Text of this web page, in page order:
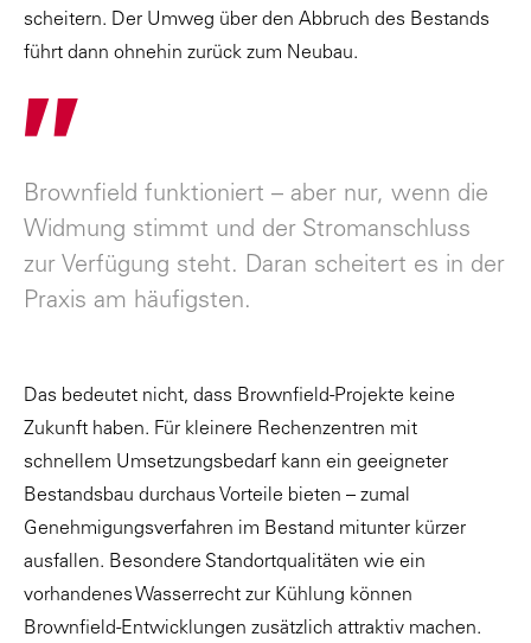
scheitern. Der Umweg über den Abbruch des Bestands
führt dann ohnehin zurück zum Neubau.
Brownfield funktioniert – aber nur, wenn die
Widmung stimmt und der Stromanschluss
zur Verfügung steht. Daran scheitert es in der
Praxis am häufigsten.
Das bedeutet nicht, dass Brownfield-Projekte keine
Zukunft haben. Für kleinere Rechenzentren mit
schnellem Umsetzungsbedarf kann ein geeigneter
Bestandsbau durchaus Vorteile bieten – zumal
Genehmigungsverfahren im Bestand mitunter kürzer
ausfallen. Besondere Standortqualitäten wie ein
vorhandenes Wasserrecht zur Kühlung können
Brownfield-Entwicklungen zusätzlich attraktiv machen.